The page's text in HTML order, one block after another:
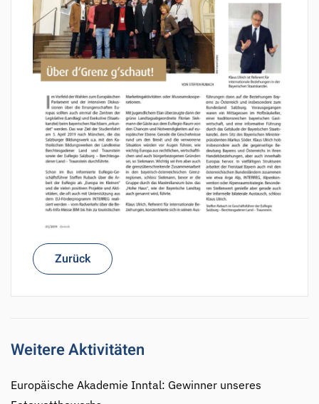
Zurück
Weitere Aktivitäten
Europäische Akademie Inntal: Gewinner unseres